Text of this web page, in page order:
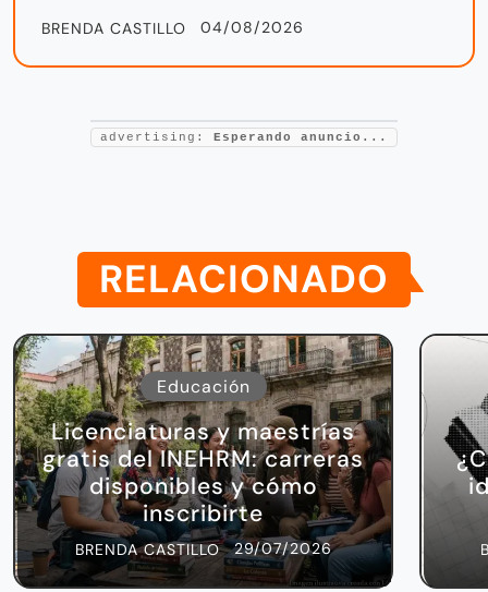
BRENDA CASTILLO 04/08/2026
advertising: Esperando anuncio...
RELACIONADO
Educación
Licenciaturas y maestrías
gratis del INEHRM: carreras
disponibles y cómo
inscribirte
BRENDA CASTILLO 29/07/2026